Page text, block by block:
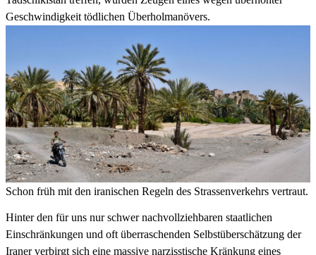
Geschwindigkeit tödlichen Überholmanövers.
Schon früh mit den iranischen Regeln des Strassenverkehrs vertraut.
Hinter den für uns nur schwer nachvollziehbaren staatlichen
Einschränkungen und oft überraschenden Selbstüberschätzung der
Iraner verbirgt sich eine massive narzisstische Kränkung eines